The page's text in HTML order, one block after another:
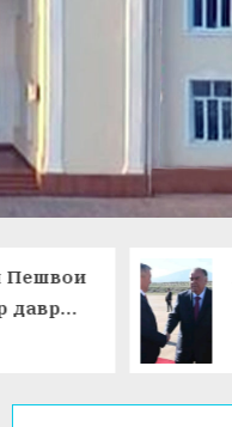
Пешвои
даври